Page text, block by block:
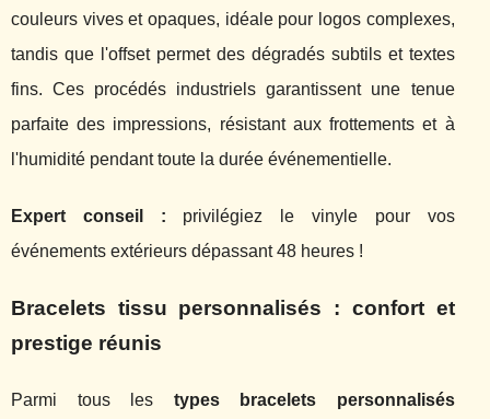
couleurs vives et opaques, idéale pour logos complexes,
tandis que l'offset permet des dégradés subtils et textes
fins. Ces procédés industriels garantissent une tenue
parfaite des impressions, résistant aux frottements et à
l'humidité pendant toute la durée événementielle.
Expert conseil : privilégiez le vinyle pour vos
événements extérieurs dépassant 48 heures !
Bracelets tissu personnalisés : confort et
prestige réunis
Parmi tous les types bracelets personnalisés